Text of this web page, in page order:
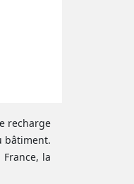
recharge
bâtiment.
la